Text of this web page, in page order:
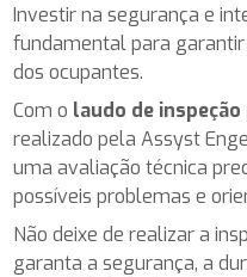
Investir na segurança e
fundamental para
dos ocupantes.
Com o laudo de
realizado pela Assyst
uma avaliação técnica
possíveis problemas e
Não deixe de realizar a
garanta a segurança, a